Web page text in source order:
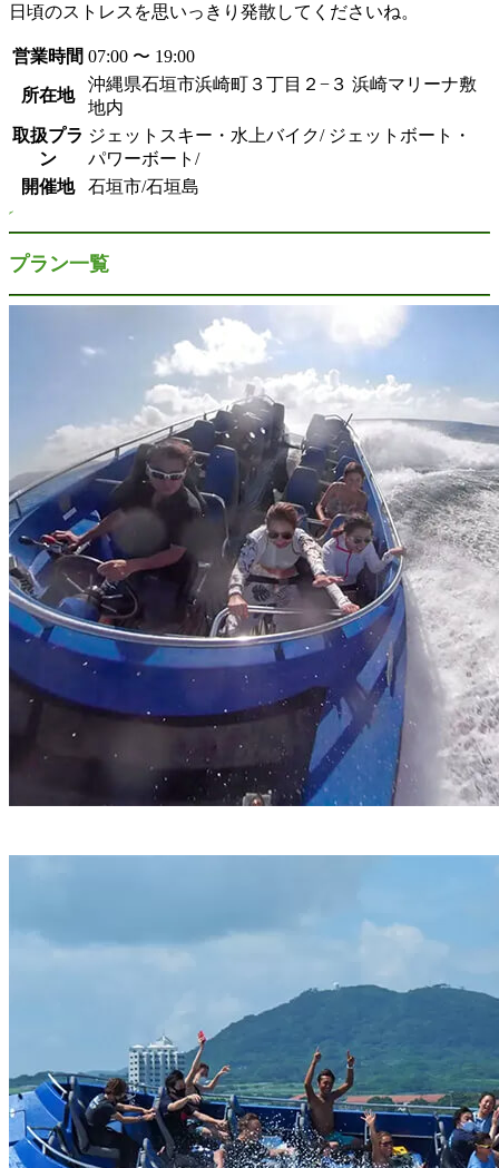
日頃のストレスを思いっきり発散してくださいね。
営業時間 07:00 〜 19:00
所在地
沖縄県石垣市浜崎町３丁目２−３ 浜崎マリーナ敷
地内
取扱プラ
ン
ジェットスキー・水上バイク/ ジェットボート・
パワーボート/
開催地
石垣市/石垣島
プラン一覧